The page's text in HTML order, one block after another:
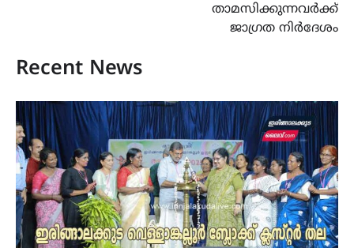
താമസിക്കുന്നവർക്ക്
ജാഗ്രത നിർദേശം
Recent News